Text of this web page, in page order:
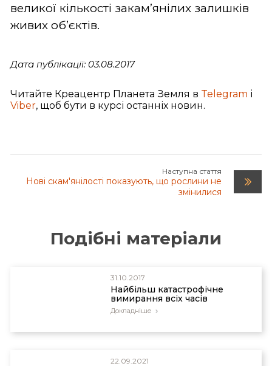
великої кількості закам’янілих залишків
живих об’єктів.
Дата публікації: 03.08.2017
Читайте Креацентр Планета Земля в Telegram і
Viber, щоб бути в курсі останніх новин.
Наступна стаття
Нові скам'янілості показують, що рослини не
змінилися
Подібні матеріали
31.10.2017
Найбільш катастрофічне
вимирання всіх часів
Докладніше
22.09.2021